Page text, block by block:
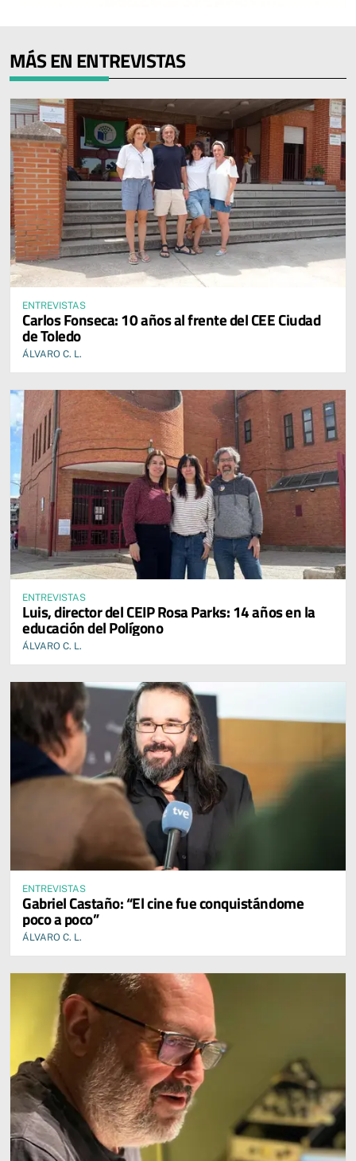
MÁS EN ENTREVISTAS
ENTREVISTAS
Carlos Fonseca: 10 años al frente del CEE Ciudad
de Toledo
ÁLVARO C. L.
ENTREVISTAS
Luis, director del CEIP Rosa Parks: 14 años en la
educación del Polígono
ÁLVARO C. L.
ENTREVISTAS
Gabriel Castaño: “El cine fue conquistándome
poco a poco”
ÁLVARO C. L.